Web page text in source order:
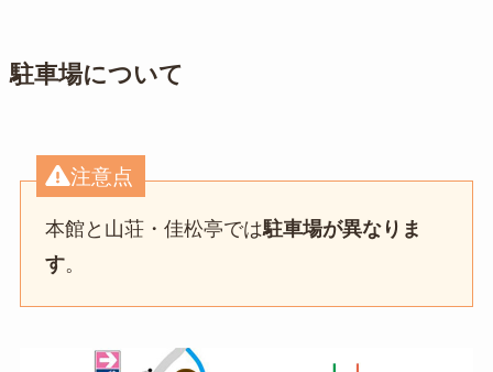
駐車場について
注意点
本館と山荘・佳松亭では駐車場が異なりま
す。